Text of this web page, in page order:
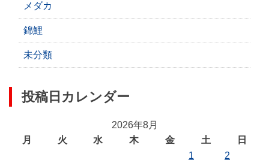
メダカ
錦鯉
未分類
投稿日カレンダー
2026年8月
月
火 水 木 金 土
日
1
2